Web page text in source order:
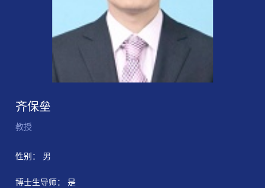
齐保垒
教授
性别： 男
博士生导师： 是